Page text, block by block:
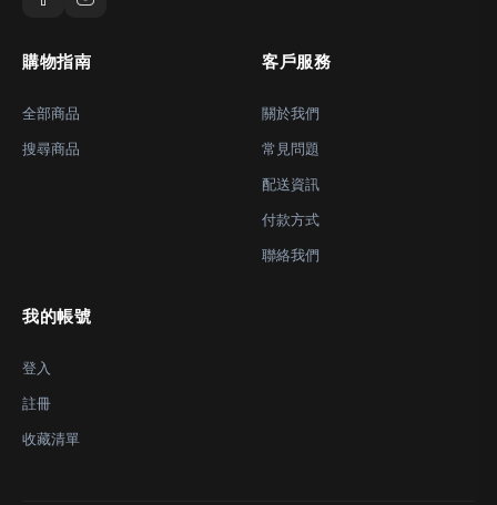
購物指南
全部商品
搜尋商品
客戶服務
關於我們
常見問題
配送資訊
付款方式
聯絡我們
我的帳號
登入
註冊
收藏清單